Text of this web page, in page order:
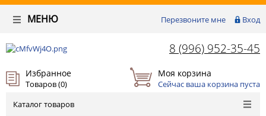
Перезвоните мне Вход
МЕНЮ
8 (996) 952-35-45
Избранное
Товаров (0)
Моя корзина
Сейчас ваша корзина пуста
Каталог товаров